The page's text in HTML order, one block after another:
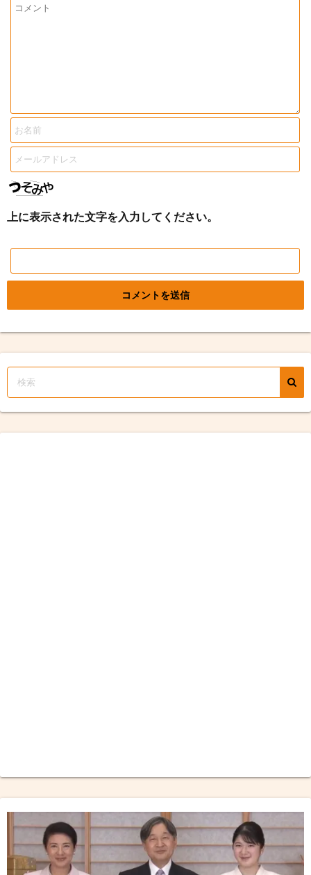
上に表示された文字を入力してください。